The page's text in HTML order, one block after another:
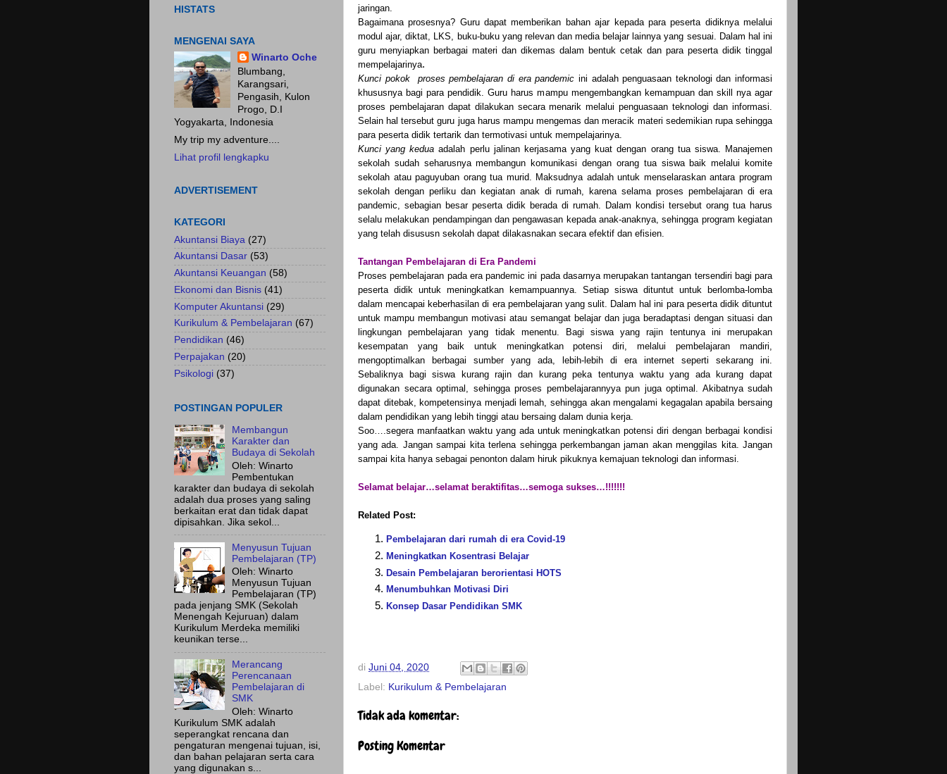
jaringan.
Bagaimana prosesnya? Guru dapat memberikan bahan ajar kepada para peserta didiknya melalui
modul ajar, diktat, LKS, buku-buku yang relevan dan media belajar lainnya yang sesuai. Dalam hal ini
guru menyiapkan berbagai materi dan dikemas dalam bentuk cetak dan para peserta didik tinggal
mempelajarinya.
Kunci pokok proses pembelajaran di era pandemic ini adalah penguasaan teknologi dan informasi
khususnya bagi para pendidik. Guru harus mampu mengembangkan kemampuan dan skill nya agar
proses pembelajaran dapat dilakukan secara menarik melalui penguasaan teknologi dan informasi.
Selain hal tersebut guru juga harus mampu mengemas dan meracik materi sedemikian rupa sehingga
para peserta didik tertarik dan termotivasi untuk mempelajarinya.
Kunci yang keduaadalah perlu jalinan kerjasama yang kuat dengan orang tua siswa. Manajemen
sekolah sudah seharusnya membangun komunikasi dengan orang tua siswa baik melalui komite
sekolah atau paguyuban orang tua murid. Maksudnya adalah untuk menselaraskan antara program
sekolah dengan perliku dan kegiatan anak di rumah, karena selama proses pembelajaran di era
pandemic, sebagian besar peserta didik berada di rumah. Dalam kondisi tersebut orang tua harus
selalu melakukan pendampingan dan pengawasan kepada anak-anaknya, sehingga program kegiatan
yang telah disususn sekolah dapat dilakasnakan secara efektif dan efisien.
Tantangan Pembelajaran di Era Pandemi
Proses pembelajaran pada era pandemic ini pada dasarnya merupakan tantangan tersendiri bagi para
peserta didik untuk meningkatkan kemampuannya. Setiap siswa dituntut untuk berlomba-lomba
dalam mencapai keberhasilan di era pembelajaran yang sulit. Dalam hal ini para peserta didik dituntut
untuk mampu membangun motivasi atau semangat belajar dan juga beradaptasi dengan situasi dan
lingkungan pembelajaran yang tidak menentu. Bagi siswa yang rajin tentunya ini merupakan
kesempatan yang baik untuk meningkatkan potensi diri, melalui pembelajaran mandiri,
mengoptimalkan berbagai sumber yang ada, lebih-lebih di era internet seperti sekarang ini.
Sebaliknya bagi siswa kurang rajin dan kurang peka tentunya waktu yang ada kurang dapat
digunakan secara optimal, sehingga proses pembelajarannyya pun juga optimal. Akibatnya sudah
dapat ditebak, kompetensinya menjadi lemah, sehingga akan mengalami kegagalan apabila bersaing
dalam pendidikan yang lebih tinggi atau bersaing dalam dunia kerja.
Soo….segera manfaatkan waktu yang ada untuk meningkatkan potensi diri dengan berbagai kondisi
yang ada. Jangan sampai kita terlena sehingga perkembangan jaman akan menggilas kita. Jangan
sampai kita hanya sebagai penonton dalam hiruk pikuknya kemajuan teknologi dan informasi.
Selamat belajar…selamat beraktifitas…semoga sukses…!!!!!!!
Related Post:
Pembelajaran dari rumah di era Covid-19
Meningkatkan Kosentrasi Belajar
Desain Pembelajaran berorientasi HOTS
Menumbuhkan Motivasi Diri
Konsep Dasar Pendidikan SMK
di Juni 04, 2020
Label: Kurikulum & Pembelajaran
Tidak ada komentar:
Posting Komentar
PROSES.. Jangan Hanya
HISTATS
MENGENAI SAYA
Winarto Oche
Blumbang,
Karangsari,
Pengasih, Kulon
Progo, D.I
Yogyakarta, Indonesia
My trip my adventure....
Lihat profil lengkapku
ADVERTISEMENT
KATEGORI
Akuntansi Biaya (27)
Akuntansi Dasar (53)
Akuntansi Keuangan (58)
Ekonomi dan Bisnis (41)
Komputer Akuntansi (29)
Kurikulum & Pembelajaran (67)
Pendidikan (46)
Perpajakan (20)
Psikologi (37)
POSTINGAN POPULER
Membangun
Karakter dan
Budaya di Sekolah
Oleh: Winarto
Pembentukan
karakter dan budaya di sekolah
adalah dua proses yang saling
berkaitan erat dan tidak dapat
dipisahkan. Jika sekol...
Menyusun Tujuan
Pembelajaran (TP)
Oleh: Winarto
Menyusun Tujuan
Pembelajaran (TP)
pada jenjang SMK (Sekolah
Menengah Kejuruan) dalam
Kurikulum Merdeka memiliki
keunikan terse...
Merancang
Perencanaan
Pembelajaran di
SMK
Oleh: Winarto
Kurikulum SMK adalah
seperangkat rencana dan
pengaturan mengenai tujuan, isi,
dan bahan pelajaran serta cara
yang digunakan s...